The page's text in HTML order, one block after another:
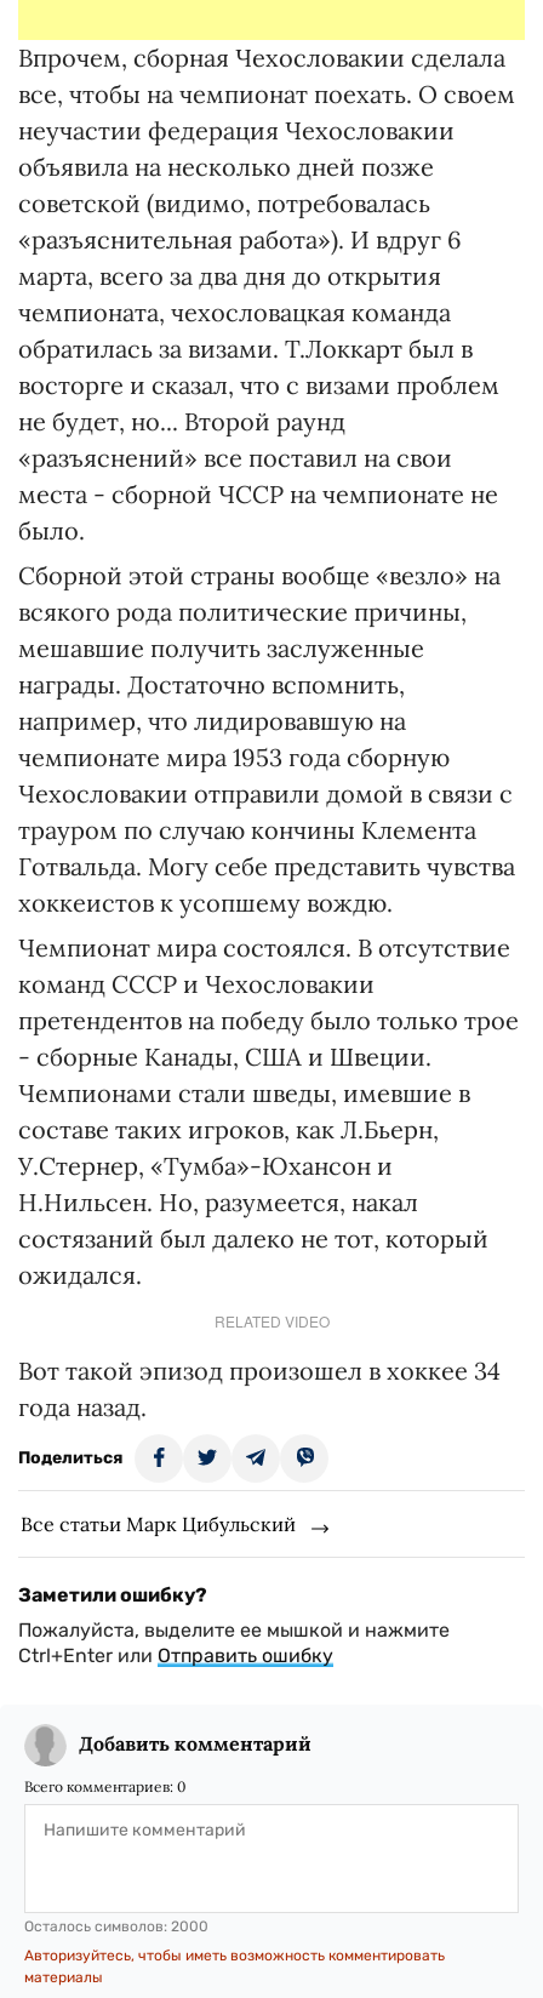
Впрочем, сборная Чехословакии сделала
все, чтобы на чемпионат поехать. О своем
неучастии федерация Чехословакии
объявила на несколько дней позже
советской (видимо, потребовалась
«разъяснительная работа»). И вдруг 6
марта, всего за два дня до открытия
чемпионата, чехословацкая команда
обратилась за визами. Т.Локкарт был в
восторге и сказал, что с визами проблем
не будет, но... Второй раунд
«разъяснений» все поставил на свои
места - сборной ЧССР на чемпионате не
было.
Сборной этой страны вообще «везло» на
всякого рода политические причины,
мешавшие получить заслуженные
награды. Достаточно вспомнить,
например, что лидировавшую на
чемпионате мира 1953 года сборную
Чехословакии отправили домой в связи с
трауром по случаю кончины Клемента
Готвальда. Могу себе представить чувства
хоккеистов к усопшему вождю.
Чемпионат мира состоялся. В отсутствие
команд СССР и Чехословакии
претендентов на победу было только трое
- сборные Канады, США и Швеции.
Чемпионами стали шведы, имевшие в
составе таких игроков, как Л.Бьерн,
У.Стернер, «Тумба»-Юхансон и
Н.Нильсен. Но, разумеется, накал
состязаний был далеко не тот, который
ожидался.
RELATED VIDEO
Вот такой эпизод произошел в хоккее 34
года назад.
Поделиться
Все статьи Марк Цибульский
Заметили ошибку?
Пожалуйста, выделите ее мышкой и нажмите
Ctrl+Enter или Отправить ошибку
Добавить комментарий
Всего комментариев: 0
Осталось символов: 2000
Авторизуйтесь, чтобы иметь возможность комментировать
материалы